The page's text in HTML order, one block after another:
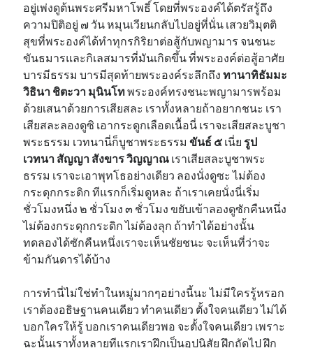
อยู่เพ่งดูต้นพระศรีมหาโพธิ์ โดยที่พระองค์ได้ตรัสรู้ถึง
ความปิติอยู่ ๗ วัน หมุนเวียนกลับไปอยู่ที่นั่น เสวยวิมุตติ
สุขที่พระองค์ได้ทำทุกรกิริยาต่อสู้กับพญามาร จนชนะ
ขันธมารและกิเลสมารที่มันเกิดขึ้น ที่พระองค์ต่อสู้อาศัย
บารมีธรรม บารมีสุดท้ายพระองค์ระลึกถึงทานาทิธัมมะ
วิธินา ชิตะวา มุนินโทพระองค์ทรงชนะพญามารพร้อม
ด้วยเสนาด้วยการเสียสละ เราทั้งหลายถ้าอยากชนะ เรา
เสียสละลองดูซิ เอากระดูกเลือดเนื้อนี่ เราจะเสียสละบูชา
พระธรรม เวทนานี่ก็บูชาพระธรรมขันธ์ ๕ เนี่ย รูป
เวทนา สัญญา สังขาร วิญญาณ เราเสียสละบูชาพระ
ธรรม เราจะเอาพุทโธอย่างเดียว ลองนั่งดูซะ ไม่ต้อง
กระดุกกระดิก ทีแรกก็เริ่มดูหละ ถ้าเราเคยนั่งนี่เริ่ม
ชั่วโมงหนึ่ง ๒ ชั่วโมง ๓ ชั่วโมง ขยับเข้าลองดูซักคืนหนึ่ง
ไม่ต้องกระดุกกระดิก ไม่ต้องลุก ถ้าทำได้อย่างนั้น
ทดลองได้ซักคืนหนึ่งเราจะเห็นชัยชนะ จะเห็นที่ว่าจะ
ข้ามกันดารได้บ้าง
การทำนี่ไม่ใช่ทำในหมู่มากๆอย่างนี้นะ ไม่มีใครรู้หรอก
เราต้องอธิษฐานคนเดียว ทำคนเดียว ตั้งใจคนเดียว ไม่ได้
บอกใครให้รู้ บอกเราคนเดียวพอ จะตั้งใจคนเดียว เพราะ
ฉะนั้นเราทั้งหลายทีแรกเราฝึกเป็นอุปนิสัย ฝึกถัดไป ฝึก